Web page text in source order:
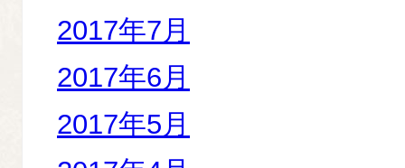
2017年7月
2017年6月
2017年5月